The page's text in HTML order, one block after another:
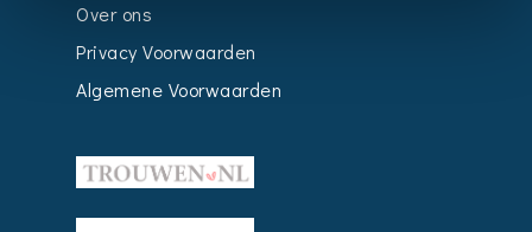
Over ons
Privacy Voorwaarden
Algemene Voorwaarden